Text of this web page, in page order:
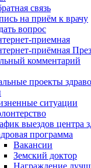
связь
на приём к врачу
вопрос
приемная
приёмная
комментарий
проекты
ситуации
выездов центра
программа
Вакансии
Земский доктор
Награждение